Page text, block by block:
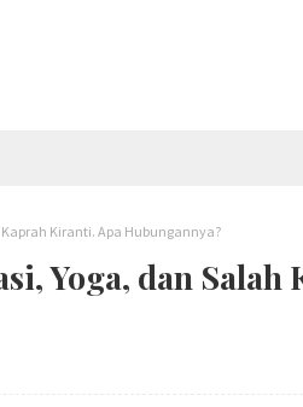
Kiranti. Apa Hubungannya?
Yoga, dan